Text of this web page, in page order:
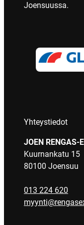
Joensuussa.
Yhteystiedot
JOEN RENGAS-
Kuurnankatu 15
80100 Joensuu
013 224 620